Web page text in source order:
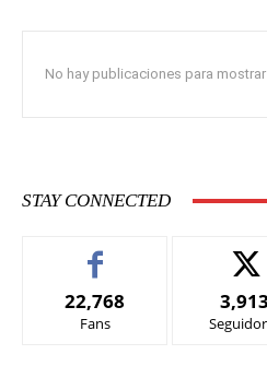
No hay publicaciones para mostrar
STAY CONNECTED
22,768
Fans
3,913